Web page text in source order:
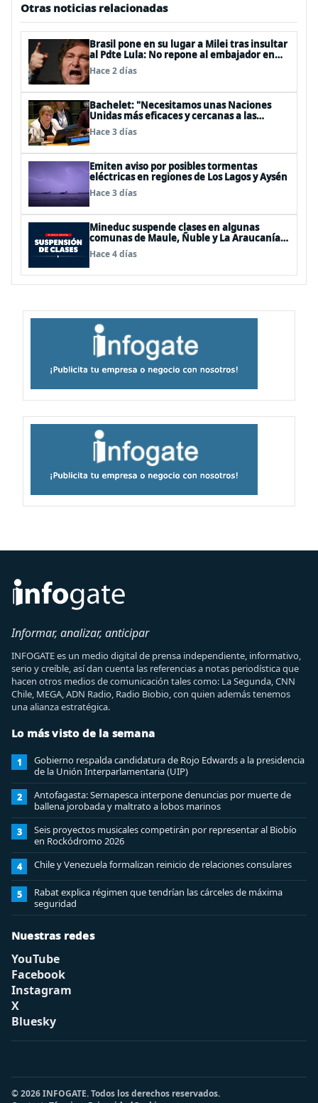
Otras noticias relacionadas
Brasil pone en su lugar a Milei tras insultar
al Pdte Lula: No repone al embajador en
BBSS y rebaja la relación bilateral
Hace 2 días
Bachelet: "Necesitamos unas Naciones
Unidas más eficaces y cercanas a las
personas"
Hace 3 días
Emiten aviso por posibles tormentas
eléctricas en regiones de Los Lagos y Aysén
Hace 3 días
Mineduc suspende clases en algunas
comunas de Maule, Ñuble y La Araucanía
para este lunes
Hace 4 días
Informar, analizar, anticipar
INFOGATE es un medio digital de prensa independiente, informativo,
serio y creíble, así dan cuenta las referencias a notas periodística que
hacen otros medios de comunicación tales como: La Segunda, CNN
Chile, MEGA, ADN Radio, Radio Biobio, con quien además tenemos
una alianza estratégica.
Lo más visto de la semana
1
Gobierno respalda candidatura de Rojo Edwards a la presidencia
de la Unión Interparlamentaria (UIP)
2
Antofagasta: Sernapesca interpone denuncias por muerte de
ballena jorobada y maltrato a lobos marinos
3
Seis proyectos musicales competirán por representar al Biobío
en Rockódromo 2026
4 Chile y Venezuela formalizan reinicio de relaciones consulares
5
Rabat explica régimen que tendrían las cárceles de máxima
seguridad
Nuestras redes
YouTube
Facebook
Instagram
X
Bluesky
© 2026 INFOGATE. Todos los derechos reservados.